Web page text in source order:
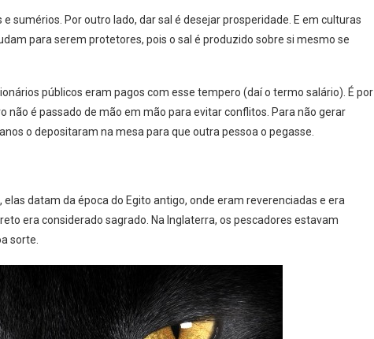
sumérios. Por outro lado, dar sal é desejar prosperidade. E em culturas
para serem protetores, pois o sal é produzido sobre si mesmo se
públicos eram pagos com esse tempero (daí o termo salário). É por
não é passado de mão em mão para evitar conflitos. Para não gerar
o depositaram na mesa para que outra pessoa o pegasse.
datam da época do Egito antigo, onde eram reverenciadas e era
era considerado sagrado. Na Inglaterra, os pescadores estavam
sorte.